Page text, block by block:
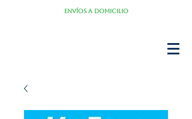
Envíos a domicilio